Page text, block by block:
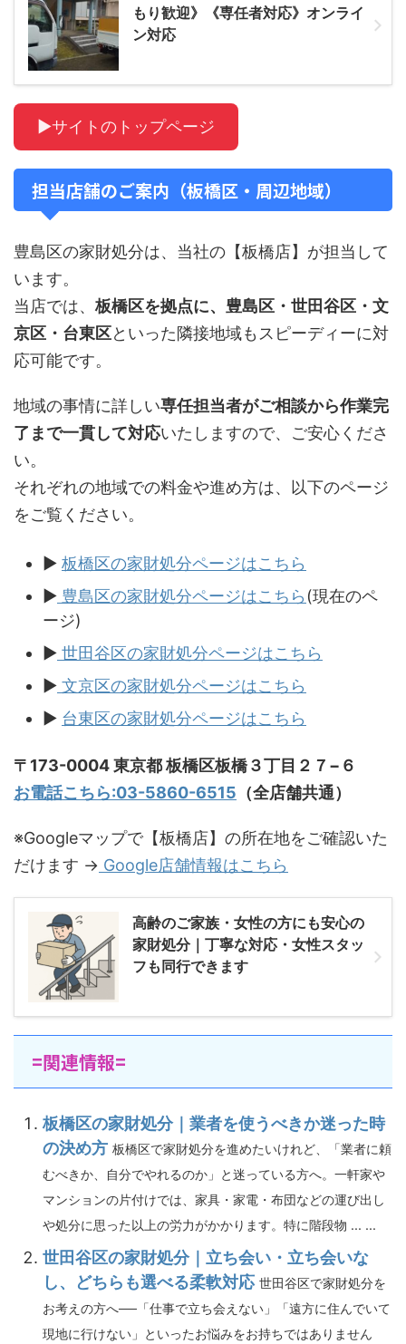
もり歓迎》《専任者対応》オンライ
ン対応
▶サイトのトップページ
担当店舗のご案内（板橋区・周辺地域）
豊島区の家財処分は、当社の【板橋店】が担当して
います。
当店では、板橋区を拠点に、豊島区・世田谷区・文
京区・台東区といった隣接地域もスピーディーに対
応可能です。
地域の事情に詳しい専任担当者がご相談から作業完
了まで一貫して対応いたしますので、ご安心くださ
い。
それぞれの地域での料金や進め方は、以下のページ
をご覧ください。
▶ 板橋区の家財処分ページはこちら
▶ 豊島区の家財処分ページはこちら (現在のペ
ージ)
▶ 世田谷区の家財処分ページはこちら
▶ 文京区の家財処分ページはこちら
▶ 台東区の家財処分ページはこちら
〒173-0004 東京都 板橋区板橋３丁目２７−６
お電話こちら:03-5860-6515 （全店舗共通）
※Googleマップで【板橋店】の所在地をご確認いた
だけます → Google店舗情報はこちら
高齢のご家族・女性の方にも安心の
家財処分｜丁寧な対応・女性スタッ
フも同行できます
=関連情報=
板橋区の家財処分｜業者を使うべきか迷った時
の決め方 板橋区で家財処分を進めたいけれど、「業者に頼
むべきか、自分でやれるのか」と迷っている方へ。一軒家や
マンションの片付けでは、家具・家電・布団などの運び出し
や処分に思った以上の労力がかかります。特に階段物 ... ...
世田谷区の家財処分｜立ち会い・立ち会いな
し、どちらも選べる柔軟対応 世田谷区で家財処分を
お考えの方へ──「仕事で立ち会えない」「遠方に住んでいて
現地に行けない」といったお悩みをお持ちではありません